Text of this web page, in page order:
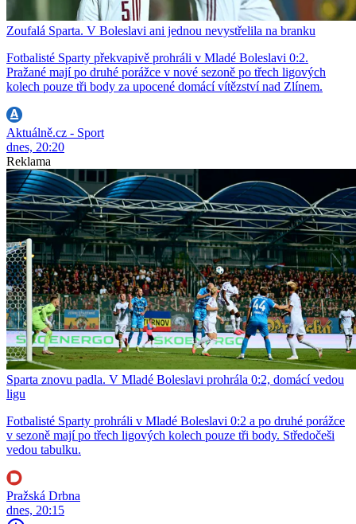
Zoufalá Sparta. V Boleslavi ani jednou nevystřelila na branku
Fotbalisté Sparty překvapivě prohráli v Mladé Boleslavi 0:2.
Pražané mají po druhé porážce v nové sezoně po třech ligových
kolech pouze tři body za upocené domácí vítězství nad Zlínem.
Aktuálně.cz - Sport
dnes, 20:20
Reklama
Sparta znovu padla. V Mladé Boleslavi prohrála 0:2, domácí vedou
ligu
Fotbalisté Sparty prohráli v Mladé Boleslavi 0:2 a po druhé porážce
v sezoně mají po třech ligových kolech pouze tři body. Středočeši
vedou tabulku.
Pražská Drbna
dnes, 20:15